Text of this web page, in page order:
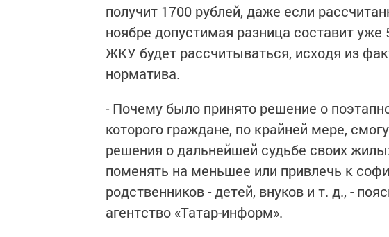
получит 1700 рублей, даже если
ноябре допустимая разница составит уже
ЖКУ будет рассчитываться, исходя из
норматива.
- Почему было принято решение о
которого граждане, по крайней мере,
решения о дальнейшей судьбе своих
поменять на меньшее или привлечь к
родственников - детей, внуков и т. д., -
агентство «Татар-информ».